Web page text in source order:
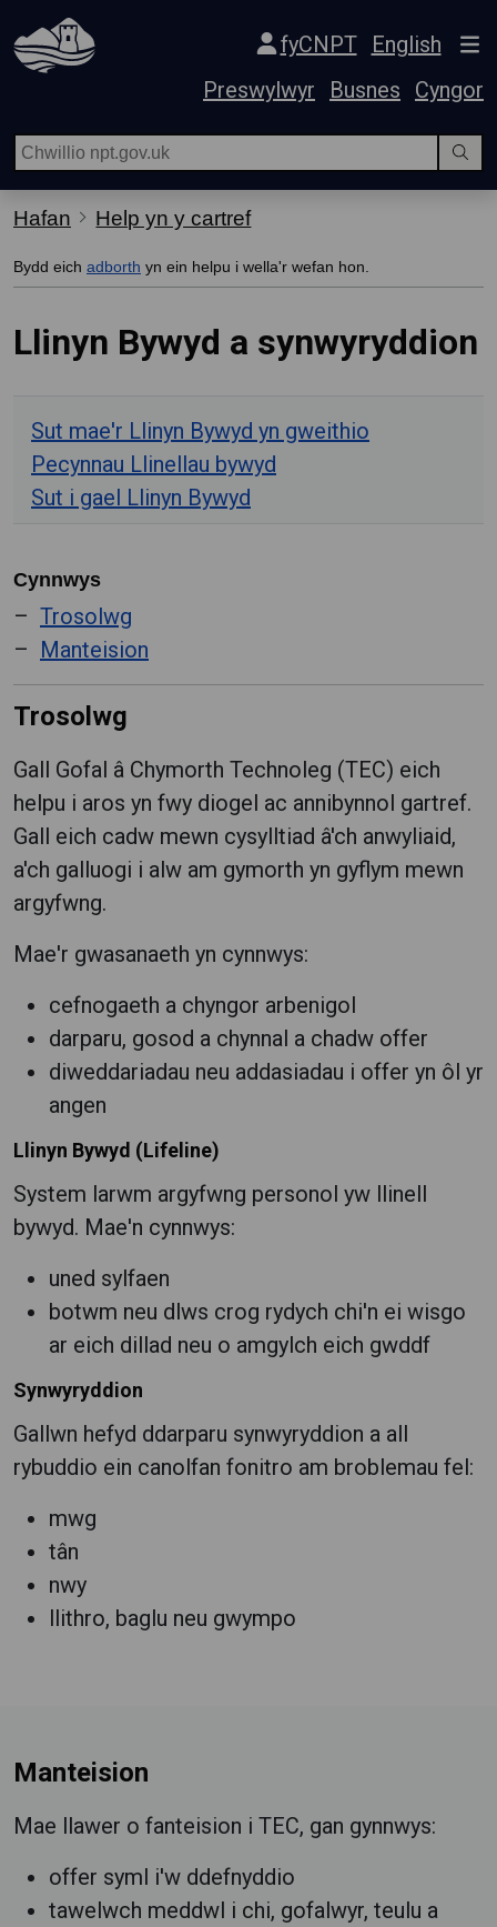
Hepgor gwe-lywio
fyCNPT
English
Preswylwyr
Busnes Cyngor
Hafan Help yn y cartref
Bydd eich adborth yn ein helpu i wella'r wefan hon.
Llinyn Bywyd a synwyryddion
Sut mae'r Llinyn Bywyd yn gweithio
Pecynnau Llinellau bywyd
Sut i gael Llinyn Bywyd
Cynnwys
Trosolwg
Manteision
Trosolwg
Gall Gofal â Chymorth Technoleg (TEC) eich
helpu i aros yn fwy diogel ac annibynnol gartref.
Gall eich cadw mewn cysylltiad â'ch anwyliaid,
a'ch galluogi i alw am gymorth yn gyflym mewn
argyfwng.
Mae'r gwasanaeth yn cynnwys:
cefnogaeth a chyngor arbenigol
darparu, gosod a chynnal a chadw offer
diweddariadau neu addasiadau i offer yn ôl yr
angen
Llinyn Bywyd (Lifeline)
System larwm argyfwng personol yw llinell
bywyd. Mae'n cynnwys:
uned sylfaen
botwm neu dlws crog rydych chi'n ei wisgo
ar eich dillad neu o amgylch eich gwddf
Synwyryddion
Gallwn hefyd ddarparu synwyryddion a all
rybuddio ein canolfan fonitro am broblemau fel:
mwg
tân
nwy
llithro, baglu neu gwympo
Manteision
Mae llawer o fanteision i TEC, gan gynnwys:
offer syml i'w ddefnyddio
tawelwch meddwl i chi, gofalwyr, teulu a